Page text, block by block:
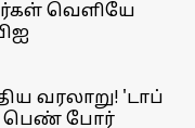
வெளியே
வரலாறு! 'டாப்
பெண் போர்